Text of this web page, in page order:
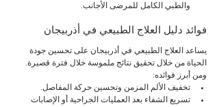
والطبي الكامل للمرضى الأجانب.
فوائد دليل العلاج الطبيعي في أذربيجان
يساعد العلاج الطبيعي في أذربيجان على تحسين جودة
الحياة من خلال تحقيق نتائج ملموسة خلال فترة قصيرة.
ومن أبرز فوائده:
تخفيف الألم المزمن وتحسين حركة المفاصل.
تسريع الشفاء بعد العمليات الجراحية أو الإصابات